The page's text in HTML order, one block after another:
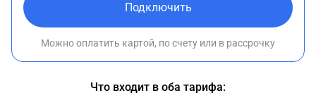
Подключить
Можно оплатить картой, по счету или в рассрочку
Что входит в оба тарифа: